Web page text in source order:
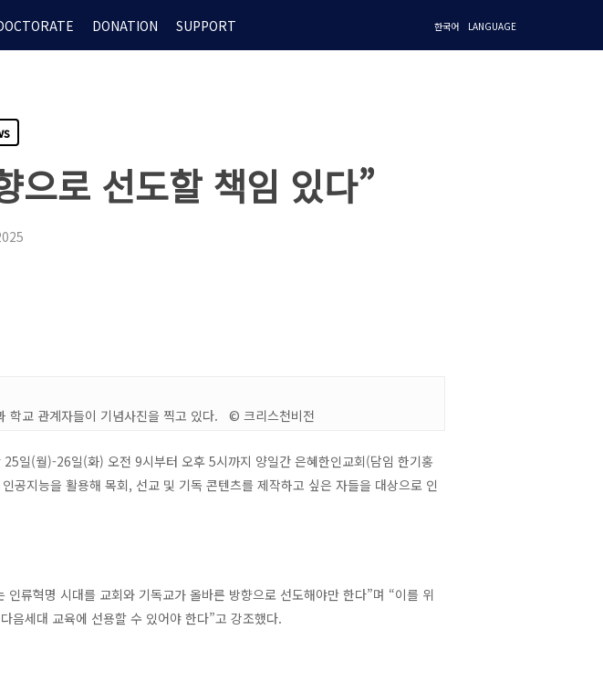
DONATION SUPPORT 한국어 LANGUAGE
으로 선도할 책임 있다”
학교 관계자들이 기념사진을 찍고 있다. © 크리스천비전
(월)-26일(화) 오전 9시부터 오후 5시까지 양일간 은혜한인교회(담임 한기홍
능을 활용해 목회, 선교 및 기독 콘텐츠를 제작하고 싶은 자들을 대상으로 인
류혁명 시대를 교회와 기독교가 올바른 방향으로 선도해야만 한다”며 “이를 위
음세대 교육에 선용할 수 있어야 한다”고 강조했다.